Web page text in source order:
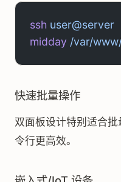
ssh user@server
midday /var/
快速批量操作
双面板设计特别适合
令行更高效。